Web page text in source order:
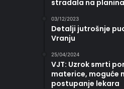
stradala na
03/12/2023
Detalji jutrošnje
Vranju
25/04/2024
VJT: Uzrok smrti
materice, moguće
postupanje lekara